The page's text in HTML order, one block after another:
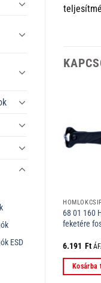
ESD
68 01 160
feketére
6.191 Ft
Kosárba
120 mm